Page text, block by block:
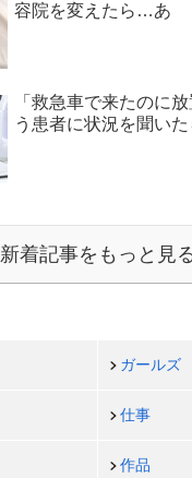
容院を変えたら…あ
「救急車で来たのに
う患者に状況を聞い
新着記事をもっと見
ガールズ
仕事
作品